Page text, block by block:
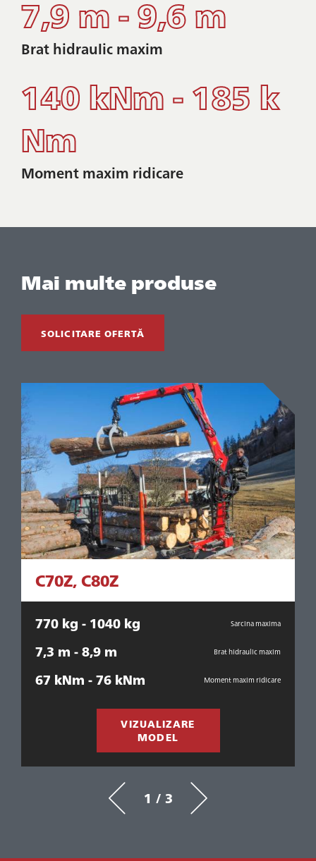
7,9 m - 9,6 m
Brat hidraulic maxim
140 kNm - 185 k
Nm
Moment maxim ridicare
Mai multe produse
SOLICITARE OFERTĂ
C70Z, C80Z
770 kg - 1040 kg Sarcina maxima
7,3 m - 8,9 m Brat hidraulic maxim
67 kNm - 76 kNm Moment maxim ridicare
VIZUALIZARE
MODEL
1 / 3